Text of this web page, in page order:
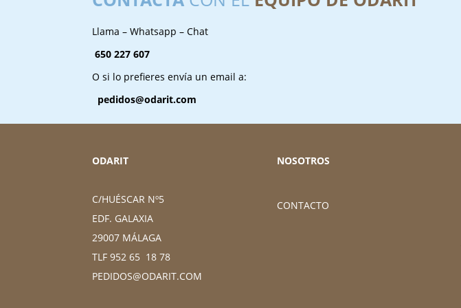
Llama – Whatsapp – Chat
650 227 607
O si lo prefieres envía un email a:
pedidos@odarit.com
ODARIT
C/HUÉSCAR Nº5
EDF. GALAXIA
29007 MÁLAGA
TLF 952 65 18 78
PEDIDOS@ODARIT.COM
NOSOTROS
CONTACTO